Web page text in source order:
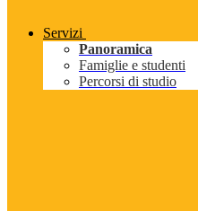
Servizi
Panoramica
Famiglie e studenti
Percorsi di studio